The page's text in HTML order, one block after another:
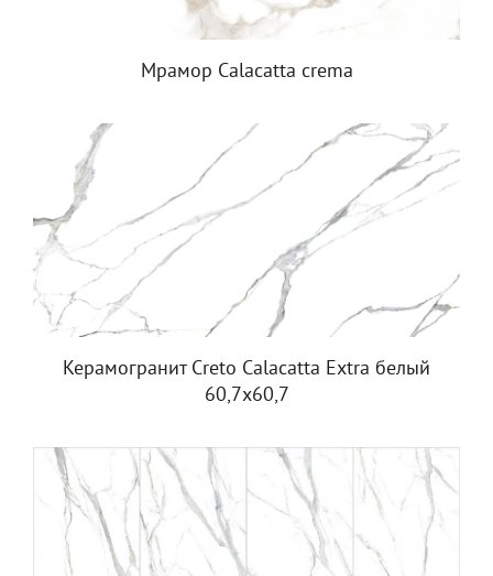
Мрамор Calacatta crema
Керамогранит Creto Calacatta Extra белый
60,7х60,7